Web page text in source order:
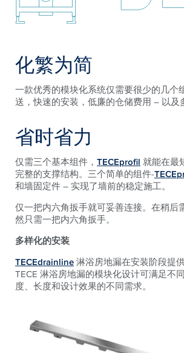
化繁为简
一款优秀的模块化系统仅需要很少的几个
送，快速的安装，低廉的仓储费用 – 以及
省时省力
仅需三个基本组件， TECEprofil 就能在最
完整的支撑结构。三个简单的组件-
和墙固定件 – 实现了墙前的稳定施工。
仅一把内六角扳手就可妥善连接。在稍后
然只需一把内六角扳手。
多样化的安装
TECEdrainline淋浴房地漏在安装阶段提
TECE 淋浴房地漏的模块化设计可满足不
度、长度和设计效果的不同需求。